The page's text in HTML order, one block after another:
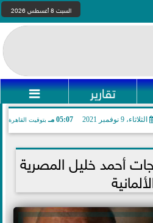
السبت 8 أغسطس 2026
تقارير 
الثلاثاء، 9 نوفمبر 2021 05:07 مـ بتوقيت القاهرة
أحمد خليل المصرية